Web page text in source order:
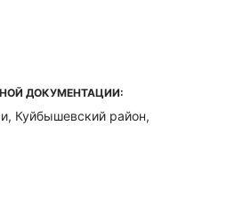
ДОКУМЕНТАЦИИ:
Куйбышевский район,